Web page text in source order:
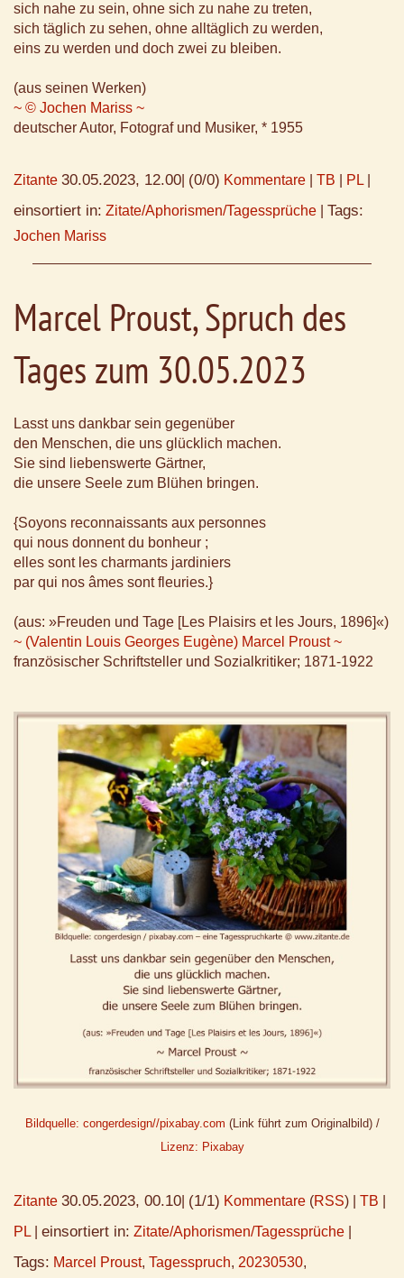
sich nahe zu sein, ohne sich zu nahe zu treten,
sich täglich zu sehen, ohne alltäglich zu werden,
eins zu werden und doch zwei zu bleiben.
(aus seinen Werken)
~ © Jochen Mariss ~
deutscher Autor, Fotograf und Musiker, * 1955
Zitante 30.05.2023, 12.00 (0/0) Kommentare TB PL
einsortiert in: Zitate/Aphorismen/Tagessprüche Tags:
Jochen Mariss
Marcel Proust, Spruch des
Tages zum 30.05.2023
Lasst uns dankbar sein gegenüber
den Menschen, die uns glücklich machen.
Sie sind liebenswerte Gärtner,
die unsere Seele zum Blühen bringen.
{Soyons reconnaissants aux personnes
qui nous donnent du bonheur ;
elles sont les charmants jardiniers
par qui nos âmes sont fleuries.}
(aus: »Freuden und Tage [Les Plaisirs et les Jours, 1896]«)
~ (Valentin Louis Georges Eugène) Marcel Proust ~
französischer Schriftsteller und Sozialkritiker; 1871-1922
Bildquelle: congerdesign//pixabay.com (Link führt zum Originalbild) /
Lizenz: Pixabay
Zitante 30.05.2023, 00.10 (1/1) Kommentare (RSS) | TB
PL
einsortiert in: Zitate/Aphorismen/Tagessprüche
Tags: Marcel Proust, Tagesspruch, 20230530,